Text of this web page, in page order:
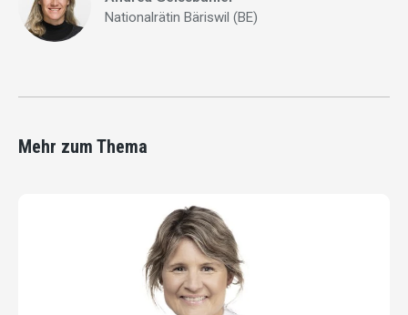
Nationalrätin Bäriswil (BE)
Mehr zum Thema